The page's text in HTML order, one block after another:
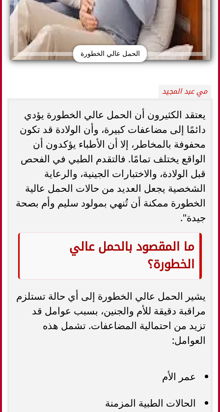
الحمل عالي الخطورة
مي عبد المجيد
يعتقد الكثيرون أن الحمل عالي الخطورة يؤدي
دائمًا إلى مضاعفات كبيرة، وأن الولادة قد تكون
محفوفة بالمخاطر، إلا أن الأطباء يؤكدون أن
الواقع يختلف تمامًا. فالتقدم الطبي في الفحص
قبل الولادة، والاختبارات الجينية، والرعاية
الشخصية يجعل العديد من حالات الحمل عالية
الخطورة ممكنة أن تُنهي بمولود سليم وأم بصحة
جيدة".
ما المقصود بالحمل عالي
الخطورة؟
يشير الحمل عالي الخطورة إلى أي حالة تستلزم
مراقبة دقيقة للأم والجنين، بسبب عوامل قد
تزيد من احتمالية المضاعفات. تشمل هذه
العوامل:
عمر الأم
الحالات الطبية المزمنة